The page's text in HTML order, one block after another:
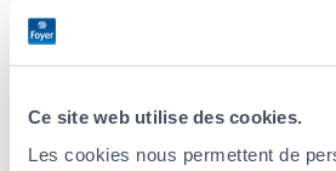
Ce site web utilise des cookies.
Les cookies nous permettent de